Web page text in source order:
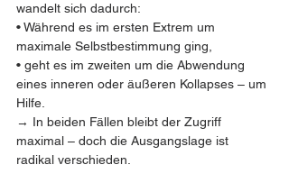
wandelt sich dadurch:
• Während es im ersten Extrem um
maximale Selbstbestimmung ging,
• geht es im zweiten um die Abwendung
eines inneren oder äußeren Kollapses – um
Hilfe.
→ In beiden Fällen bleibt der Zugriff
maximal – doch die Ausgangslage ist
radikal verschieden.